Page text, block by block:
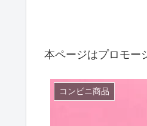
本ページはプロモー
コンビニ商品